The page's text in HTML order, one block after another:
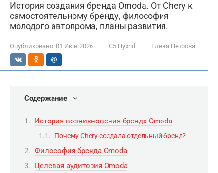
История создания бренда Omoda. От Chery к
самостоятельному бренду, философия
молодого автопрома, планы развития.
Опубликовано: 01 Июн 2026 C5 Hybrid Елена Петрова
Содержание
История возникновения бренда Omoda
Почему Chery создала отдельный бренд?
Философия бренда Omoda
Целевая аудитория Omoda